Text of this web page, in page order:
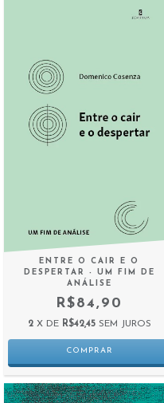
ENTRE O CAIR E O
DESPERTAR - UM FIM DE
ANÁLISE
R$84,90
2 X DE R$42,45 SEM JUROS